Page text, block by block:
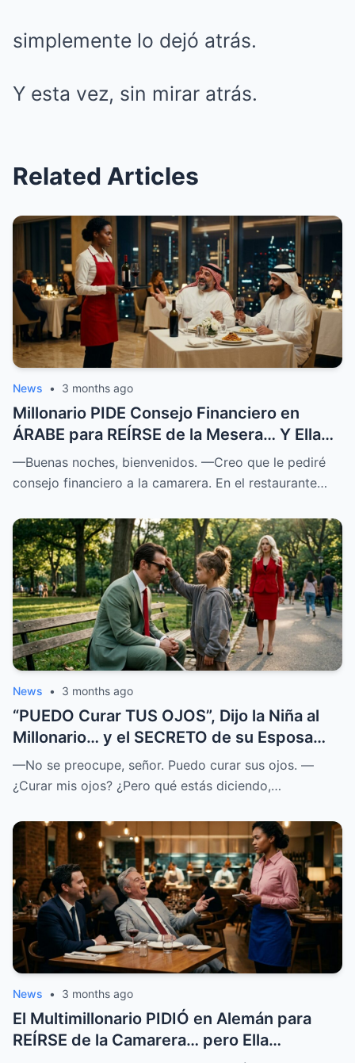
simplemente lo dejó atrás.
Y esta vez, sin mirar atrás.
Related Articles
News • 3 months ago
Millonario PIDE Consejo Financiero en
ÁRABE para REÍRSE de la Mesera… Y Ella
SOPRENDIÓ a Todos
—Buenas noches, bienvenidos. —Creo que le pediré
consejo financiero a la camarera. En el restaurante…
News • 3 months ago
“PUEDO Curar TUS OJOS”, Dijo la Niña al
Millonario… y el SECRETO de su Esposa
SALIÓ a la LUZ
—No se preocupe, señor. Puedo curar sus ojos. —
¿Curar mis ojos? ¿Pero qué estás diciendo,…
News • 3 months ago
El Multimillonario PIDIÓ en Alemán para
REÍRSE de la Camarera… pero Ella